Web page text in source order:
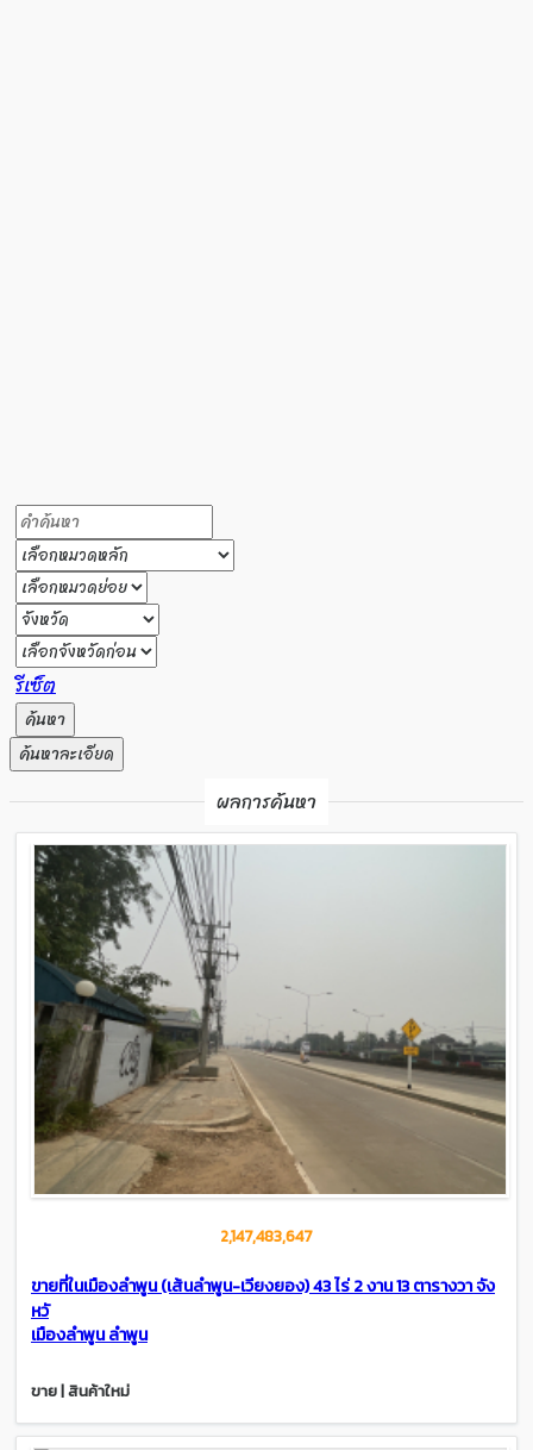
รีเซ็ต
ค้นหา
ค้นหาละเอียด
ผลการค้นหา
2,147,483,647
ขายที่ในเมืองลำพูน (เส้นลำพูน-เวียงยอง) 43 ไร่ 2 งาน 13 ตารางวา จัง
หวั
เมืองลำพูน ลำพูน
ขาย | สินค้าใหม่